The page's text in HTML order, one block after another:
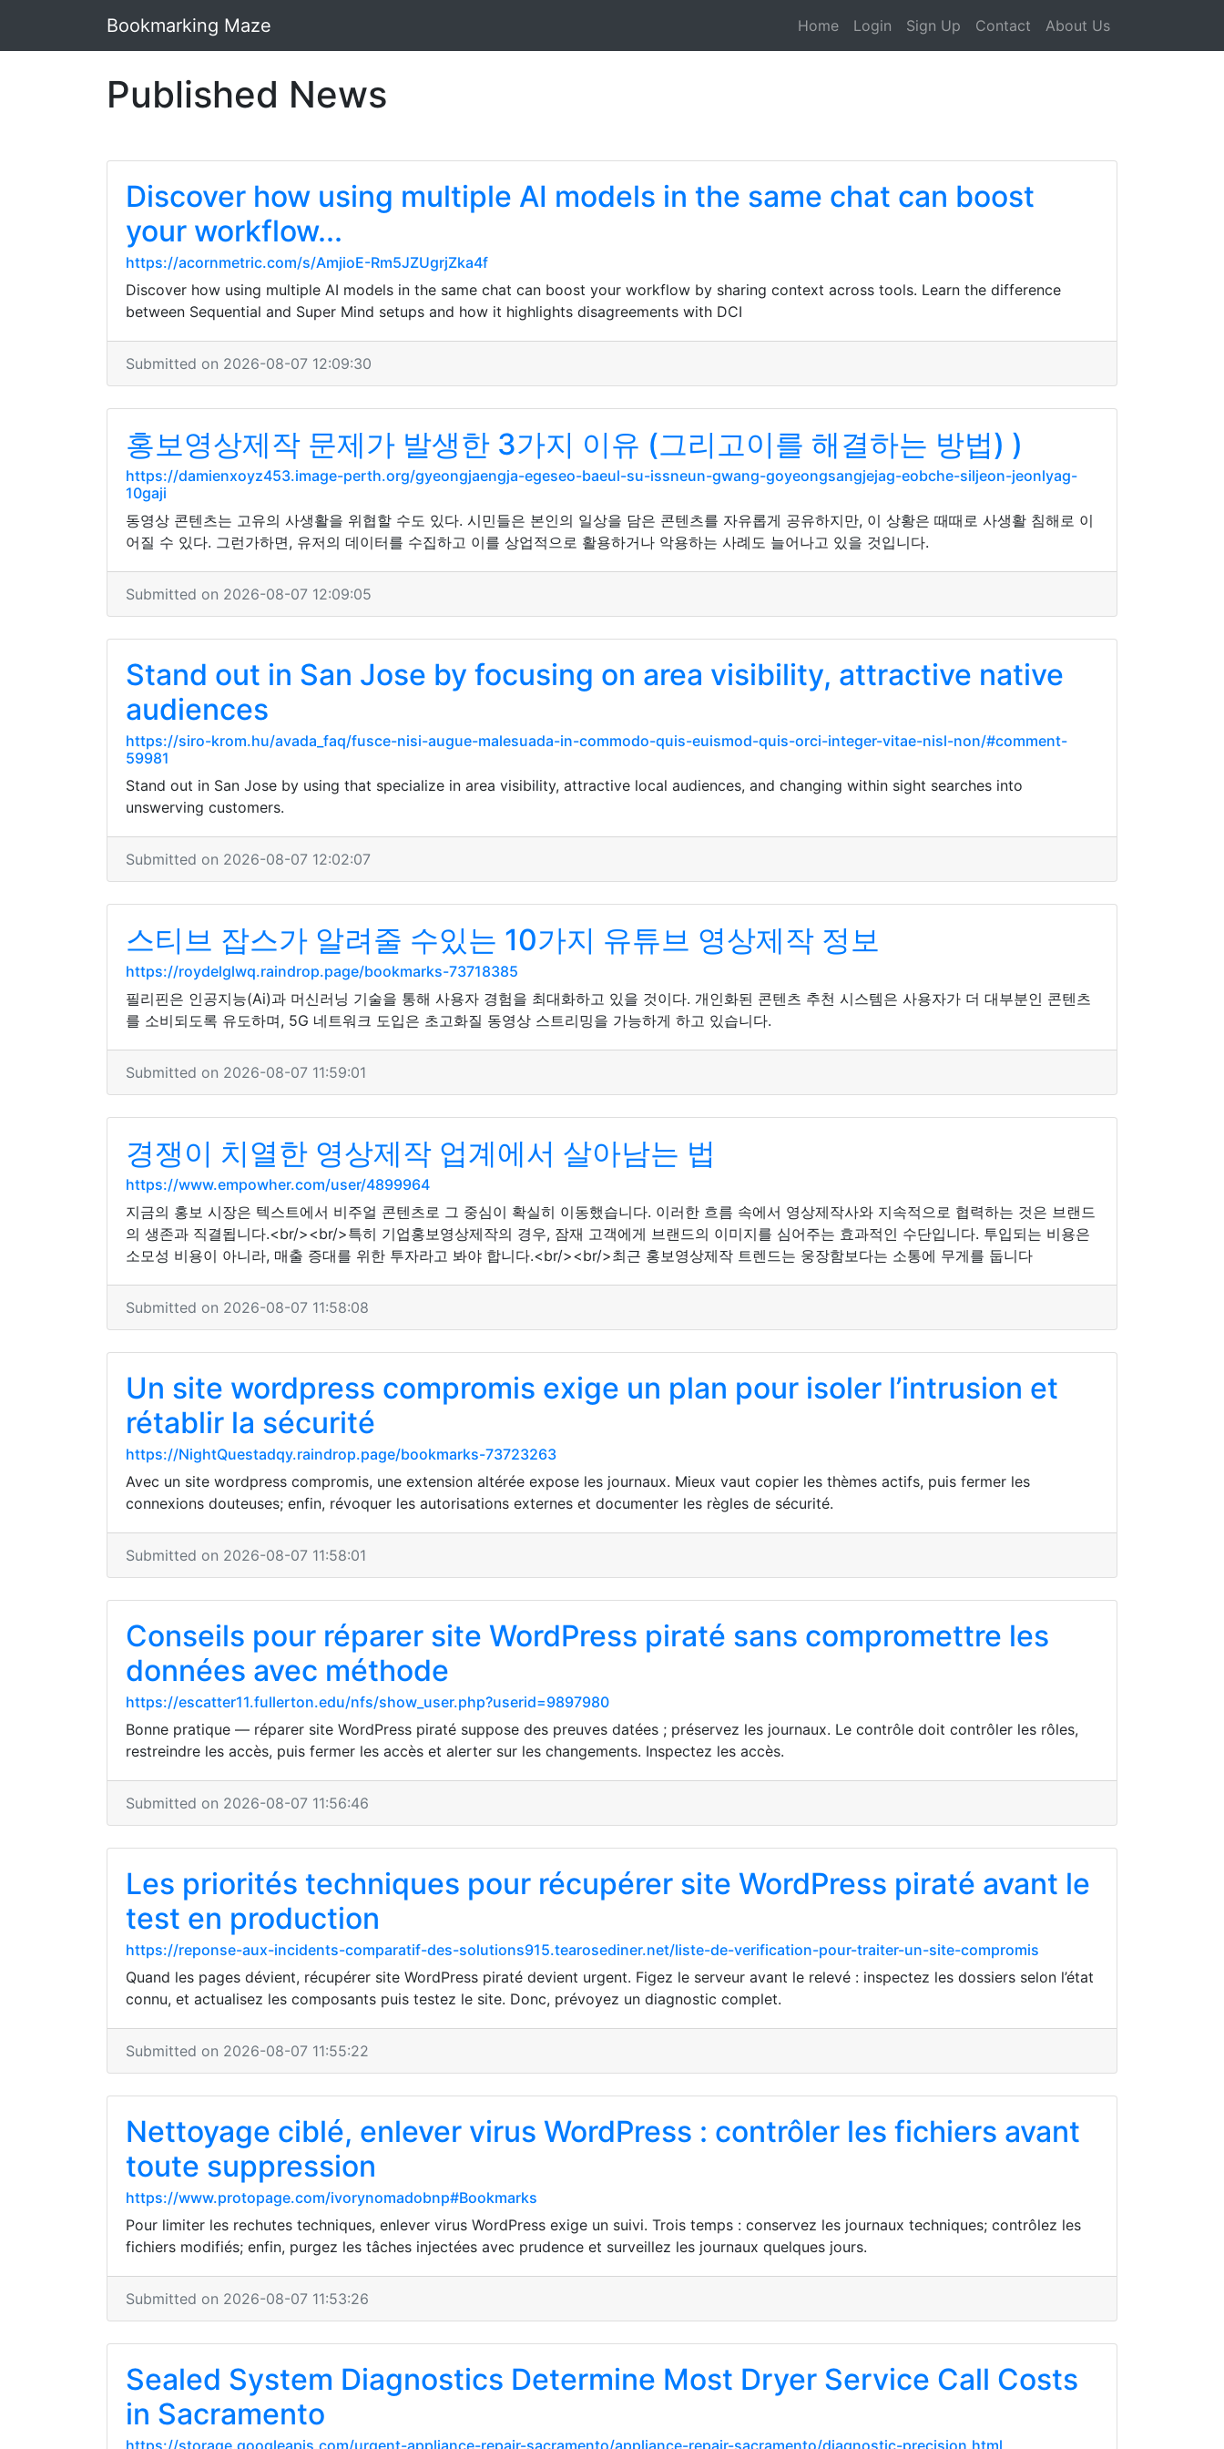
Bookmarking Maze Home Login Sign Up Contact About Us
Published News
Discover how using multiple AI models in the same chat can boost
your workflow...
https://acornmetric.com/s/AmjioE-Rm5JZUgrjZka4f
Discover how using multiple AI models in the same chat can boost your workflow by sharing context across tools. Learn the difference
between Sequential and Super Mind setups and how it highlights disagreements with DCI
Submitted on 2026-08-07 12:09:30
홍보영상제작 문제가 발생한 3가지 이유 (그리고이를 해결하는 방법) )
https://damienxoyz453.image-perth.org/gyeongjaengja-egeseo-baeul-su-issneun-gwang-goyeongsangjejag-eobche-siljeon-jeonlyag-
10gaji
동영상 콘텐츠는 고유의 사생활을 위협할 수도 있다. 시민들은 본인의 일상을 담은 콘텐츠를 자유롭게 공유하지만, 이 상황은 때때로 사생활 침해로 이
어질 수 있다. 그런가하면, 유저의 데이터를 수집하고 이를 상업적으로 활용하거나 악용하는 사례도 늘어나고 있을 것입니다.
Submitted on 2026-08-07 12:09:05
Stand out in San Jose by focusing on area visibility, attractive native
audiences
https://siro-krom.hu/avada_faq/fusce-nisi-augue-malesuada-in-commodo-quis-euismod-quis-orci-integer-vitae-nisl-non/#comment-
59981
Stand out in San Jose by using that specialize in area visibility, attractive local audiences, and changing within sight searches into
unswerving customers.
Submitted on 2026-08-07 12:02:07
스티브 잡스가 알려줄 수있는 10가지 유튜브 영상제작 정보
https://roydelglwq.raindrop.page/bookmarks-73718385
필리핀은 인공지능(Ai)과 머신러닝 기술을 통해 사용자 경험을 최대화하고 있을 것이다. 개인화된 콘텐츠 추천 시스템은 사용자가 더 대부분인 콘텐츠
를 소비되도록 유도하며, 5G 네트워크 도입은 초고화질 동영상 스트리밍을 가능하게 하고 있습니다.
Submitted on 2026-08-07 11:59:01
경쟁이 치열한 영상제작 업계에서 살아남는 법
https://www.empowher.com/user/4899964
지금의 홍보 시장은 텍스트에서 비주얼 콘텐츠로 그 중심이 확실히 이동했습니다. 이러한 흐름 속에서 영상제작사와 지속적으로 협력하는 것은 브랜드
의 생존과 직결됩니다.<br/><br/>특히 기업홍보영상제작의 경우, 잠재 고객에게 브랜드의 이미지를 심어주는 효과적인 수단입니다. 투입되는 비용은
소모성 비용이 아니라, 매출 증대를 위한 투자라고 봐야 합니다.<br/><br/>최근 홍보영상제작 트렌드는 웅장함보다는 소통에 무게를 둡니다
Submitted on 2026-08-07 11:58:08
Un site wordpress compromis exige un plan pour isoler l’intrusion et
rétablir la sécurité
https://NightQuestadqy.raindrop.page/bookmarks-73723263
Avec un site wordpress compromis, une extension altérée expose les journaux. Mieux vaut copier les thèmes actifs, puis fermer les
connexions douteuses; enfin, révoquer les autorisations externes et documenter les règles de sécurité.
Submitted on 2026-08-07 11:58:01
Conseils pour réparer site WordPress piraté sans compromettre les
données avec méthode
https://escatter11.fullerton.edu/nfs/show_user.php?userid=9897980
Bonne pratique — réparer site WordPress piraté suppose des preuves datées ; préservez les journaux. Le contrôle doit contrôler les rôles,
restreindre les accès, puis fermer les accès et alerter sur les changements. Inspectez les accès.
Submitted on 2026-08-07 11:56:46
Les priorités techniques pour récupérer site WordPress piraté avant le
test en production
https://reponse-aux-incidents-comparatif-des-solutions915.tearosediner.net/liste-de-verification-pour-traiter-un-site-compromis
Quand les pages dévient, récupérer site WordPress piraté devient urgent. Figez le serveur avant le relevé : inspectez les dossiers selon l’état
connu, et actualisez les composants puis testez le site. Donc, prévoyez un diagnostic complet.
Submitted on 2026-08-07 11:55:22
Nettoyage ciblé, enlever virus WordPress : contrôler les fichiers avant
toute suppression
https://www.protopage.com/ivorynomadobnp#Bookmarks
Pour limiter les rechutes techniques, enlever virus WordPress exige un suivi. Trois temps : conservez les journaux techniques; contrôlez les
fichiers modifiés; enfin, purgez les tâches injectées avec prudence et surveillez les journaux quelques jours.
Submitted on 2026-08-07 11:53:26
Sealed System Diagnostics Determine Most Dryer Service Call Costs
in Sacramento
https://storage.googleapis.com/urgent-appliance-repair-sacramento/appliance-repair-sacramento/diagnostic-precision.html